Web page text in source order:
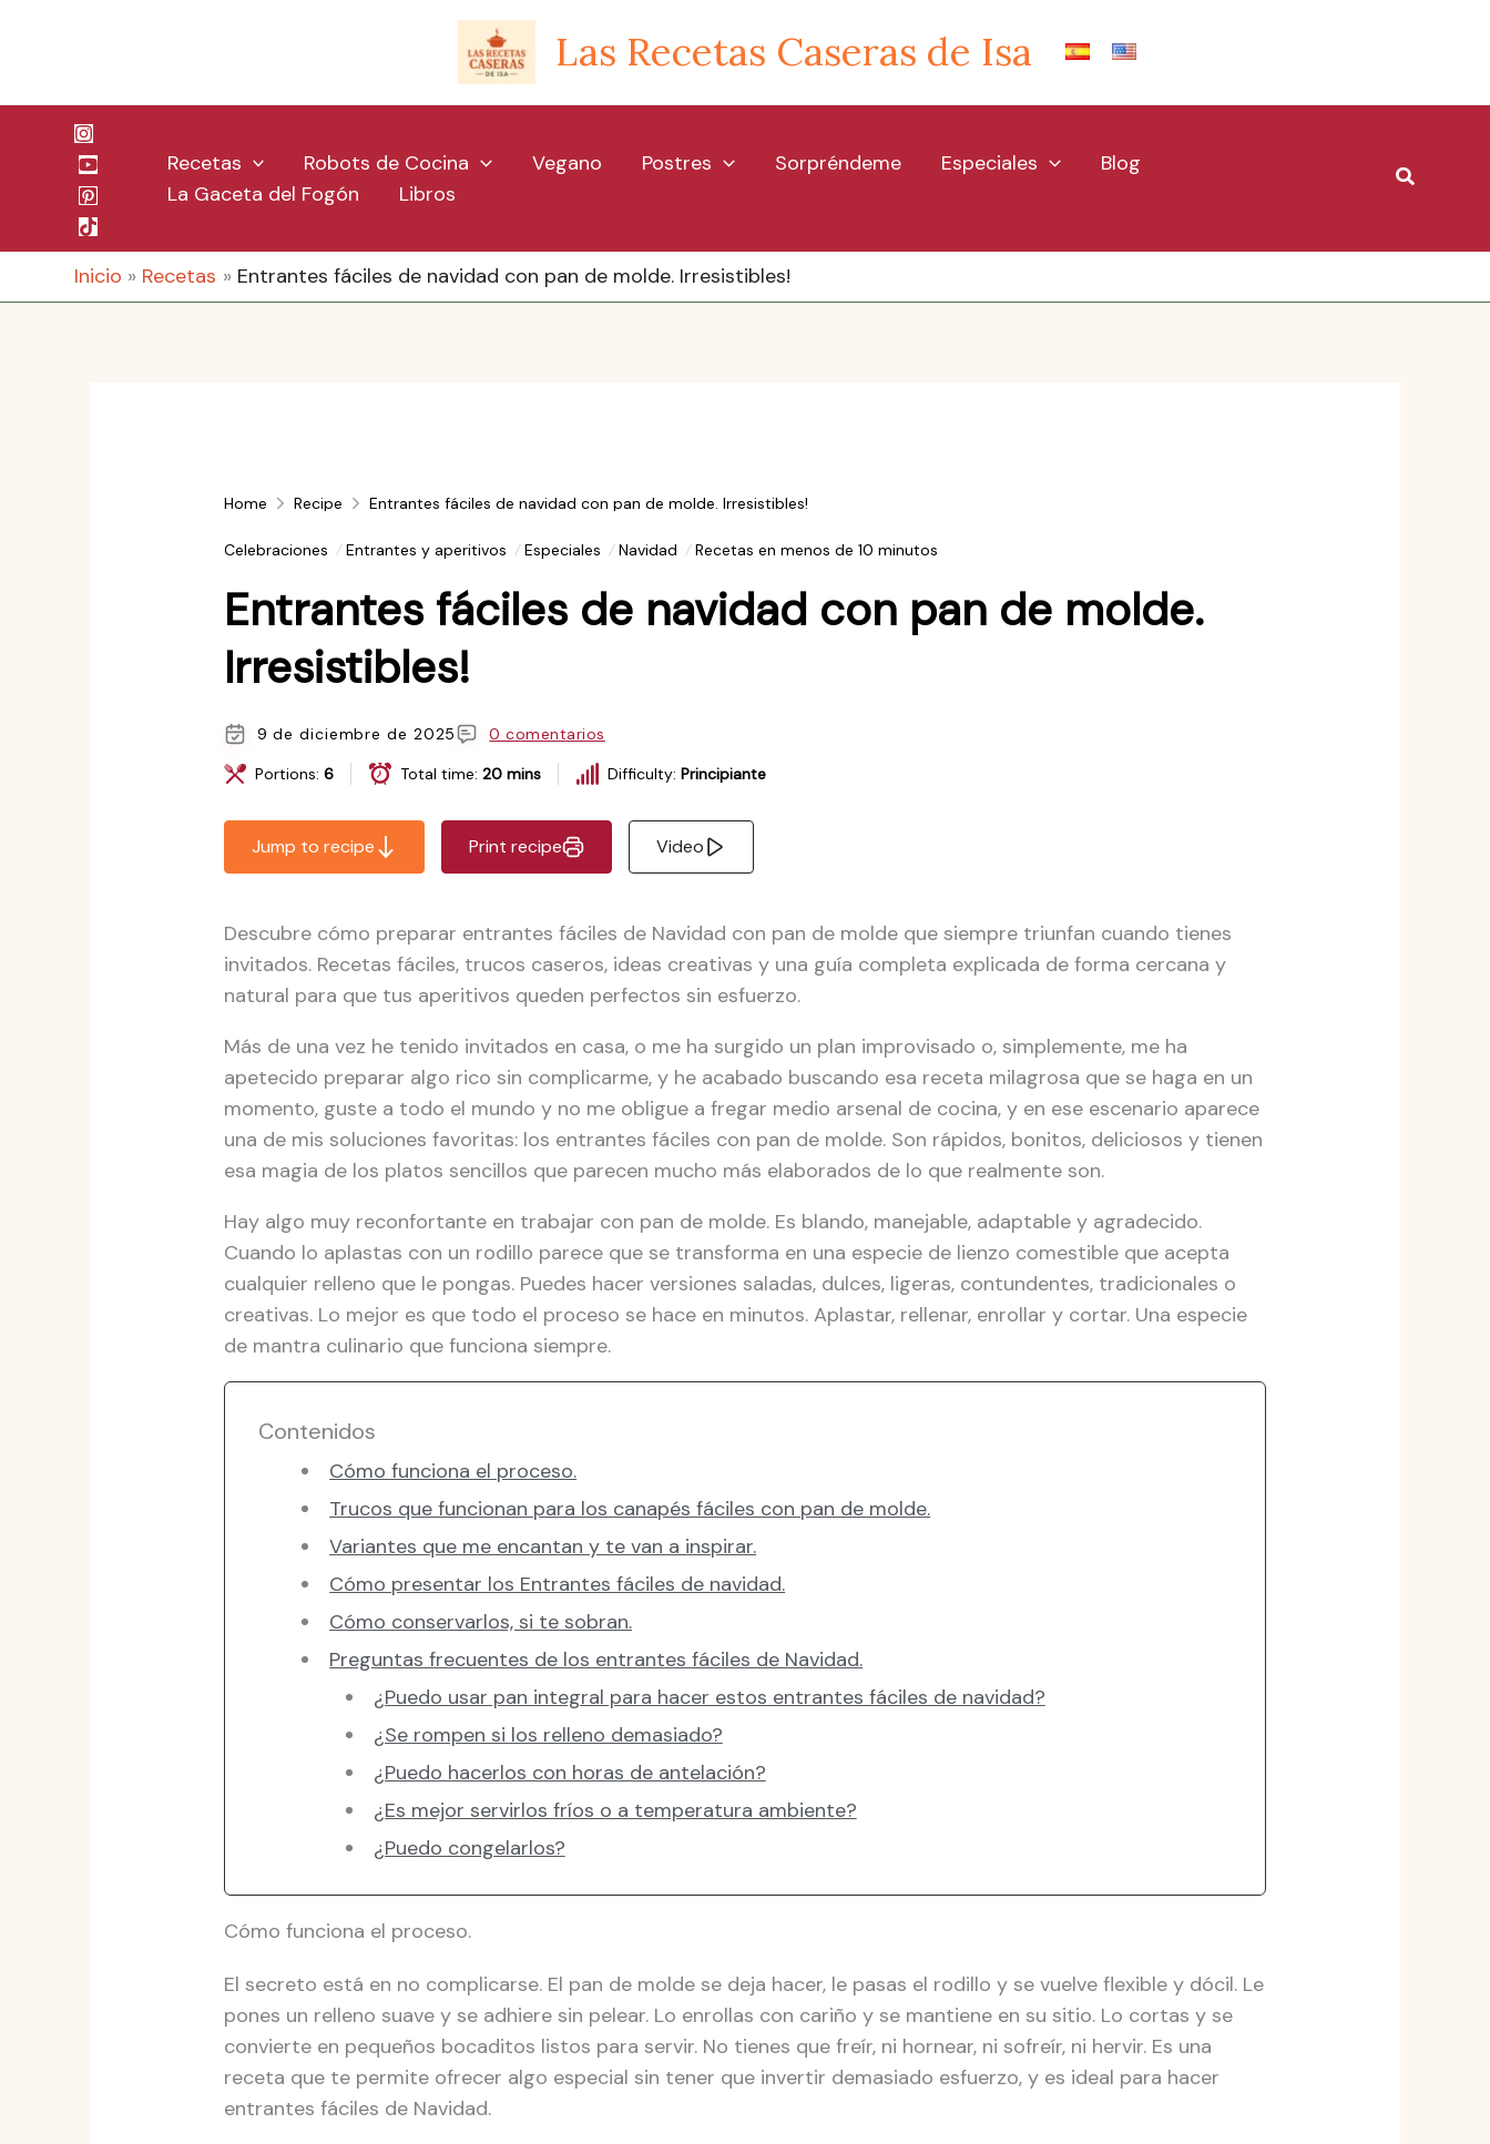
Las Recetas Caseras de Isa
Recetas Robots de Cocina Vegano Postres Sorpréndeme Especiales
Blog
La Gaceta del Fogón
Libros
Buscar
Inicio Recetas Entrantes fáciles de navidad con pan de molde. Irresistibles!
Home Recipe Entrantes fáciles de navidad con pan de molde. Irresistibles!
Celebraciones Entrantes y aperitivos Especiales Navidad Recetas en menos de 10 minutos
Entrantes fáciles de navidad con pan de molde.
Irresistibles!
9 de diciembre de 2025
0 comentarios
Portions: 6 Total time: 20 mins Difficulty: Principiante
Jump to recipe Print recipe Video
Descubre cómo preparar entrantes fáciles de Navidad con pan de molde que siempre triunfan cuando tienes
invitados. Recetas fáciles, trucos caseros, ideas creativas y una guía completa explicada de forma cercana y
natural para que tus aperitivos queden perfectos sin esfuerzo.
Más de una vez he tenido invitados en casa, o me ha surgido un plan improvisado o, simplemente, me ha
apetecido preparar algo rico sin complicarme, y he acabado buscando esa receta milagrosa que se haga en un
momento, guste a todo el mundo y no me obligue a fregar medio arsenal de cocina, y en ese escenario aparece
una de mis soluciones favoritas: los entrantes fáciles con pan de molde. Son rápidos, bonitos, deliciosos y tienen
esa magia de los platos sencillos que parecen mucho más elaborados de lo que realmente son.
Hay algo muy reconfortante en trabajar con pan de molde. Es blando, manejable, adaptable y agradecido.
Cuando lo aplastas con un rodillo parece que se transforma en una especie de lienzo comestible que acepta
cualquier relleno que le pongas. Puedes hacer versiones saladas, dulces, ligeras, contundentes, tradicionales o
creativas. Lo mejor es que todo el proceso se hace en minutos. Aplastar, rellenar, enrollar y cortar. Una especie
de mantra culinario que funciona siempre.
Contenidos
Cómo funciona el proceso.
Trucos que funcionan para los canapés fáciles con pan de molde.
Variantes que me encantan y te van a inspirar.
Cómo presentar los Entrantes fáciles de navidad.
Cómo conservarlos, si te sobran.
Preguntas frecuentes de los entrantes fáciles de Navidad.
¿Puedo usar pan integral para hacer estos entrantes fáciles de navidad?
¿Se rompen si los relleno demasiado?
¿Puedo hacerlos con horas de antelación?
¿Es mejor servirlos fríos o a temperatura ambiente?
¿Puedo congelarlos?
Cómo funciona el proceso.
El secreto está en no complicarse. El pan de molde se deja hacer, le pasas el rodillo y se vuelve flexible y dócil. Le
pones un relleno suave y se adhiere sin pelear. Lo enrollas con cariño y se mantiene en su sitio. Lo cortas y se
convierte en pequeños bocaditos listos para servir. No tienes que freír, ni hornear, ni sofreír, ni hervir. Es una
receta que te permite ofrecer algo especial sin tener que invertir demasiado esfuerzo, y es ideal para hacer
entrantes fáciles de Navidad.